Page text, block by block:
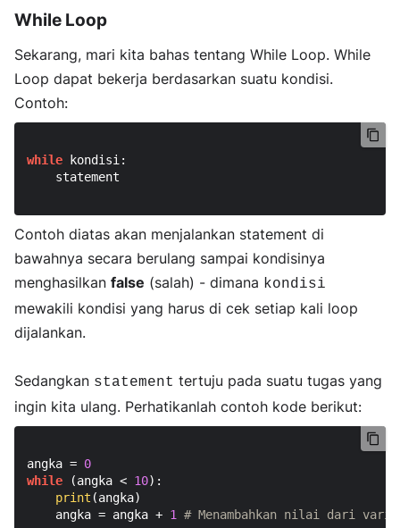
While Loop
Sekarang, mari kita bahas tentang While Loop. While
Loop dapat bekerja berdasarkan suatu kondisi.
Contoh:
while kondisi:
    statement
Contoh diatas akan menjalankan statement di
bawahnya secara berulang sampai kondisinya
menghasilkan false (salah) - dimana kondisi
mewakili kondisi yang harus di cek setiap kali loop
dijalankan.
Sedangkan statement tertuju pada suatu tugas yang
ingin kita ulang. Perhatikanlah contoh kode berikut:
angka = 0
while (angka < 10):
print (angka)
    angka = angka +
1 # Menambahkan nilai dari